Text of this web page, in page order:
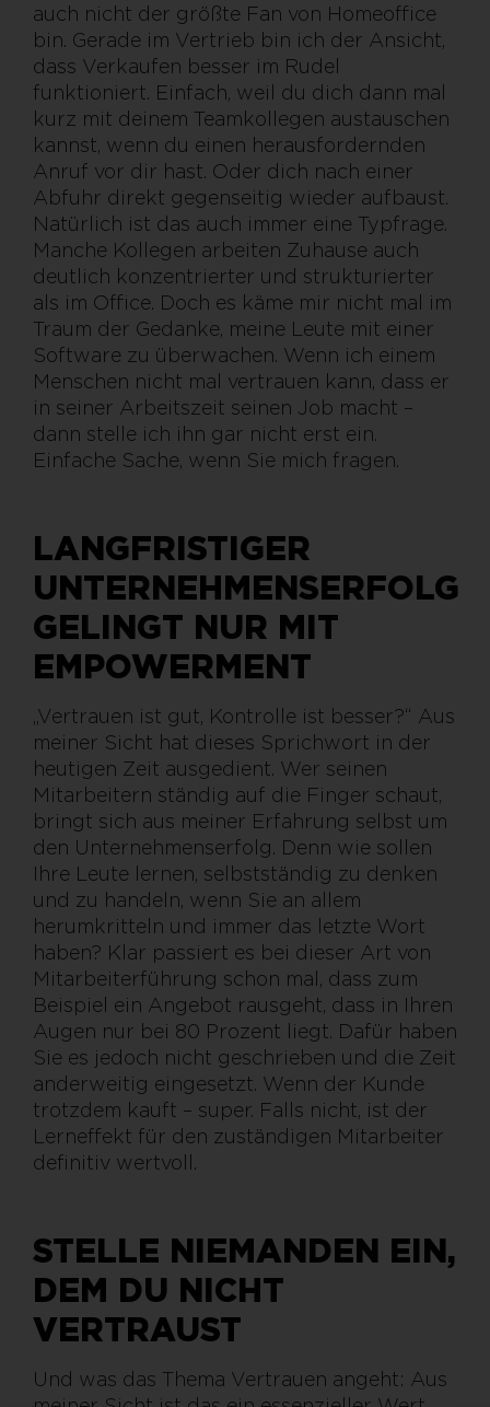
auch nicht der größte Fan von Homeoffice
bin. Gerade im Vertrieb bin ich der Ansicht,
dass Verkaufen besser im Rudel
funktioniert. Einfach, weil du dich dann mal
kurz mit deinem Teamkollegen austauschen
kannst, wenn du einen herausfordernden
Anruf vor dir hast. Oder dich nach einer
Abfuhr direkt gegenseitig wieder aufbaust.
Natürlich ist das auch immer eine Typfrage.
Manche Kollegen arbeiten Zuhause auch
deutlich konzentrierter und strukturierter
als im Office. Doch es käme mir nicht mal im
Traum der Gedanke, meine Leute mit einer
Software zu überwachen. Wenn ich einem
Menschen nicht mal vertrauen kann, dass er
in seiner Arbeitszeit seinen Job macht –
dann stelle ich ihn gar nicht erst ein.
Einfache Sache, wenn Sie mich fragen.
LANGFRISTIGER
UNTERNEHMENSERFOLG
GELINGT NUR MIT
EMPOWERMENT
„Vertrauen ist gut, Kontrolle ist besser?“ Aus
meiner Sicht hat dieses Sprichwort in der
heutigen Zeit ausgedient. Wer seinen
Mitarbeitern ständig auf die Finger schaut,
bringt sich aus meiner Erfahrung selbst um
den Unternehmenserfolg. Denn wie sollen
Ihre Leute lernen, selbstständig zu denken
und zu handeln, wenn Sie an allem
herumkritteln und immer das letzte Wort
haben? Klar passiert es bei dieser Art von
Mitarbeiterführung schon mal, dass zum
Beispiel ein Angebot rausgeht, dass in Ihren
Augen nur bei 80 Prozent liegt. Dafür haben
Sie es jedoch nicht geschrieben und die Zeit
anderweitig eingesetzt. Wenn der Kunde
trotzdem kauft – super. Falls nicht, ist der
Lerneffekt für den zuständigen Mitarbeiter
definitiv wertvoll.
STELLE NIEMANDEN EIN,
DEM DU NICHT
VERTRAUST
Und was das Thema Vertrauen angeht: Aus